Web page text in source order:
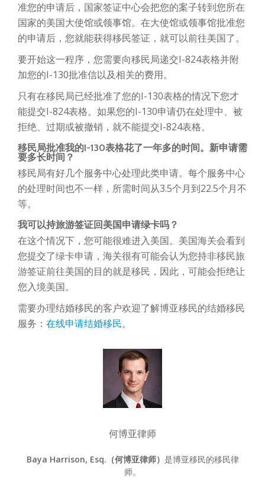
准您的申请后，国家签证中心会把您的案子转到您所在
国家的美国大使馆或领事馆。在大使馆或领事馆批准您
的申请后，您就能获得移民签证，就可以前往美国了。
要开始这一程序，您需要向移民局递交I-824表格并附
加您的I-130批准信以及相关的费用。
只有在移民局已经批准了您的I-130表格的情况下您才
能提交I-824表格。如果您的I-130申请仍在处理中、被
拒绝、过期或被撤销，就不能提交I-824表格。
移民局批准我的I-130表格花了一年多的时间。新申请需
要多长时间？
移民局有好几个服务中心处理此类申请。每个服务中心
的处理时间也不一样，所需时间从3.5个月到22.5个月不
等。
我可以持旅游签证回美国申请绿卡吗？
在这个情况下，您可能很难进入美国。美国海关会看到
您提交了绿卡申请，海关很有可能会认为您持非移民旅
游签证前往美国的目的就是移民，因此，可能会拒绝让
您入境美国。
需要办理结婚移民的客户欢迎了解博亚移民的结婚移民
服务： 在线申请结婚移民。
何博亚律师
Baya Harrison, Esq.（何博亚律师） 是博亚移民的移民律
师。